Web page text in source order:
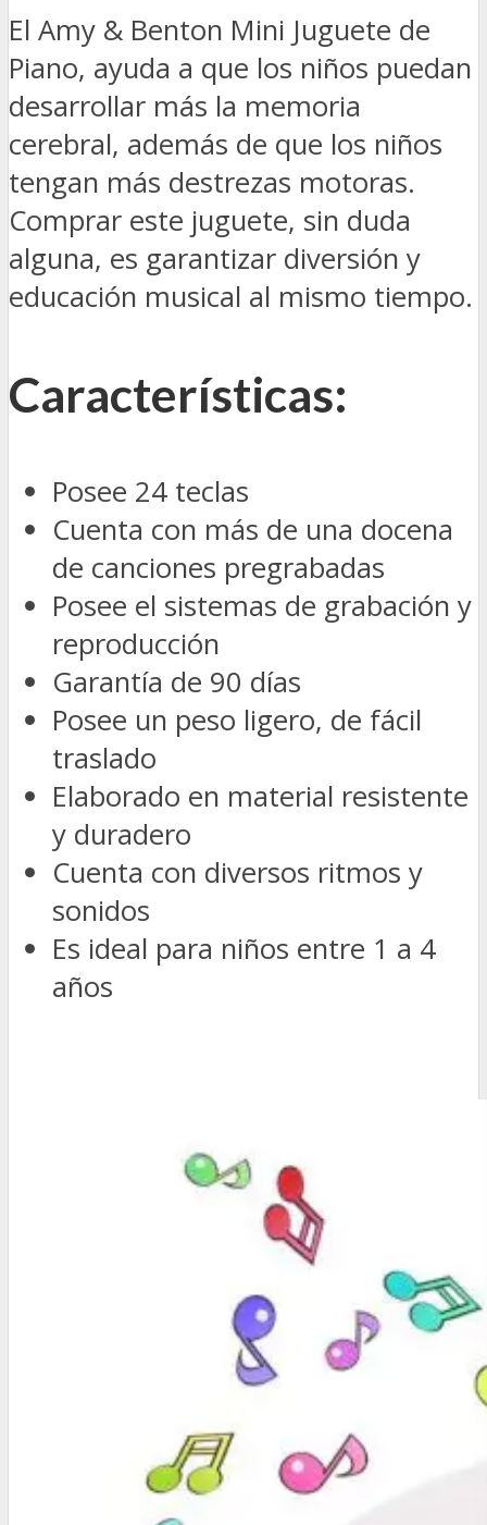
El Amy & Benton Mini Juguete de
Piano, ayuda a que los niños puedan
desarrollar más la memoria
cerebral, además de que los niños
tengan más destrezas motoras.
Comprar este juguete, sin duda
alguna, es garantizar diversión y
educación musical al mismo tiempo.
Características:
Posee 24 teclas
Cuenta con más de una docena
de canciones pregrabadas
Posee el sistemas de grabación y
reproducción
Garantía de 90 días
Posee un peso ligero, de fácil
traslado
Elaborado en material resistente
y duradero
Cuenta con diversos ritmos y
sonidos
Es ideal para niños entre 1 a 4
años